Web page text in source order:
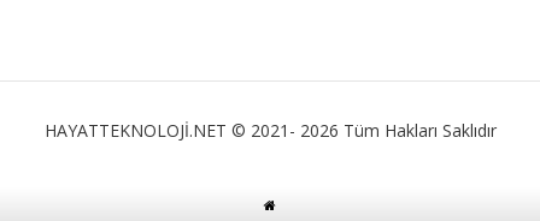
HAYATTEKNOLOJİ.NET © 2021- 2026 Tüm Hakları Saklıdır